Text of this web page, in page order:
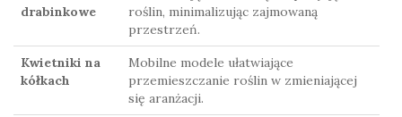
drabinkowe
roślin, minimalizując zajmowaną
przestrzeń.
Kwietniki na
kółkach
Mobilne modele ułatwiające
przemieszczanie roślin w zmieniającej
się aranżacji.